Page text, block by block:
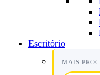
Escritório
MAIS